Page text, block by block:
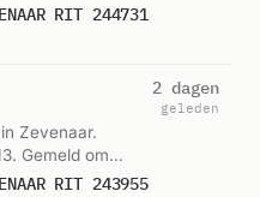
RIT 244731
Zevenaar.
Gemeld om
RIT 243955
2 dagen
geleden